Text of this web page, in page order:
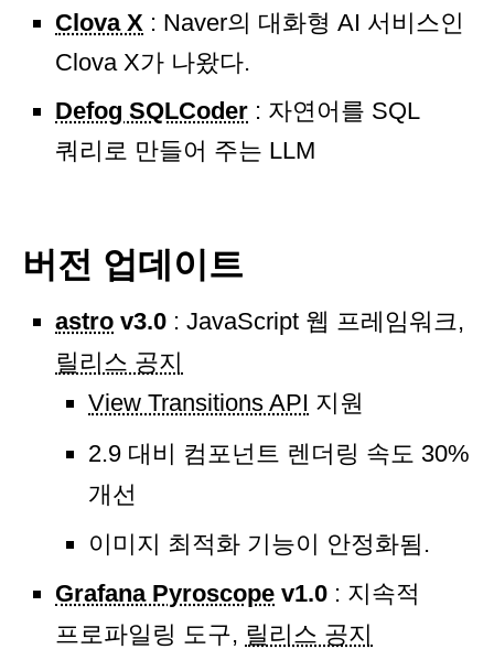
Clova X : Naver의 대화형 AI 서비스인
Clova X가 나왔다.
Defog SQLCoder : 자연어를 SQL
쿼리로 만들어 주는 LLM
버전 업데이트
astro v3.0 : JavaScript 웹 프레임워크,
릴리스 공지
View Transitions API 지원
2.9 대비 컴포넌트 렌더링 속도 30%
개선
이미지 최적화 기능이 안정화됨.
Grafana Pyroscope v1.0 : 지속적
프로파일링 도구, 릴리스 공지